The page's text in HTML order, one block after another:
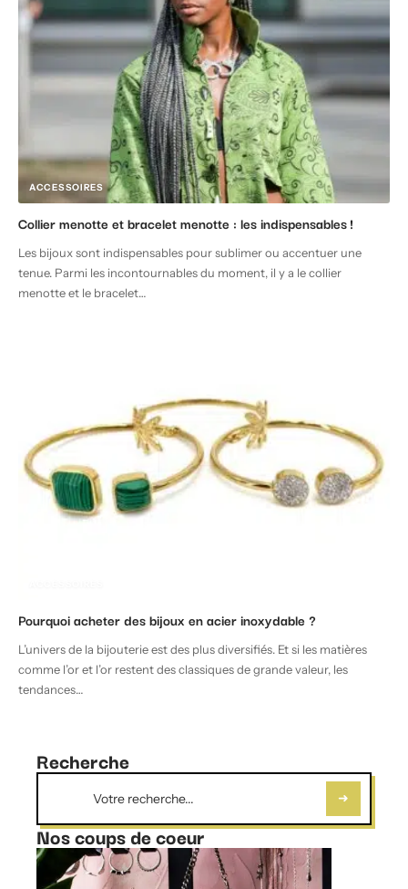
ACCESSOIRES
Collier menotte et bracelet menotte : les indispensables !
Les bijoux sont indispensables pour sublimer ou accentuer une
tenue. Parmi les incontournables du moment, il y a le collier
menotte et le bracelet…
Pourquoi acheter des bijoux en acier inoxydable ?
L’univers de la bijouterie est des plus diversifiés. Et si les matières
comme l’or et l’or restent des classiques de grande valeur, les
tendances…
Recherche
Nos coups de coeur